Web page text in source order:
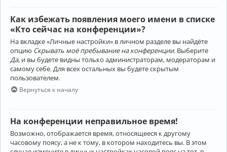
Как избежать появления моего имени в списке
«Кто сейчас на конференции»?
На вкладке «Личные настройки» в личном разделе вы найдёте
опцию Скрывать моё пребывание на конференции. Выберите
Да, и вы будете видны только администраторам, модераторам и
самому себе. Для всех остальных вы будете скрытым
пользователем.
Вернуться к началу
На конференции неправильное время!
Возможно, отображается время, относящееся к другому
часовому поясу, а не к тому, в котором находитесь вы. В этом